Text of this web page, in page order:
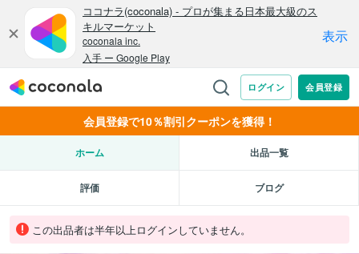
会員登録で10％割引クーポンを獲得！
ホーム 出品一覧
評価 ブログ
この出品者は半年以上ログインしていません。